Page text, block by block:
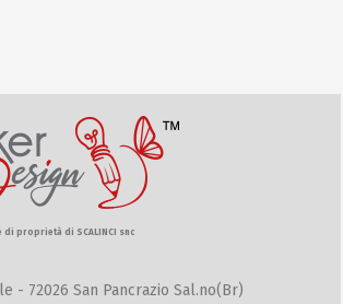
di proprietà di SCALINCI snc
- 72026 San Pancrazio Sal.no(Br)